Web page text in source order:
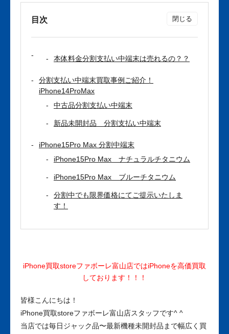
目次
本体料金分割支払い中端末は売れるの？？
分割支払い中端末買取事例ご紹介！
iPhone14ProMax
中古品分割支払い中端末
新品未開封品 分割支払い中端末
iPhone15Pro Max 分割中端末
iPhone15Pro Max ナチュラルチタニウム
iPhone15Pro Max ブルーチタニウム
分割中でも限界価格にてご提示いたしま
す！
iPhone買取storeファボーレ富山店ではiPhoneを高価買取
しております！！！
皆様こんにちは！
iPhone買取storeファボーレ富山店スタッフです^ ^
当店では毎日ジャック品〜最新機種未開封品まで幅広く買